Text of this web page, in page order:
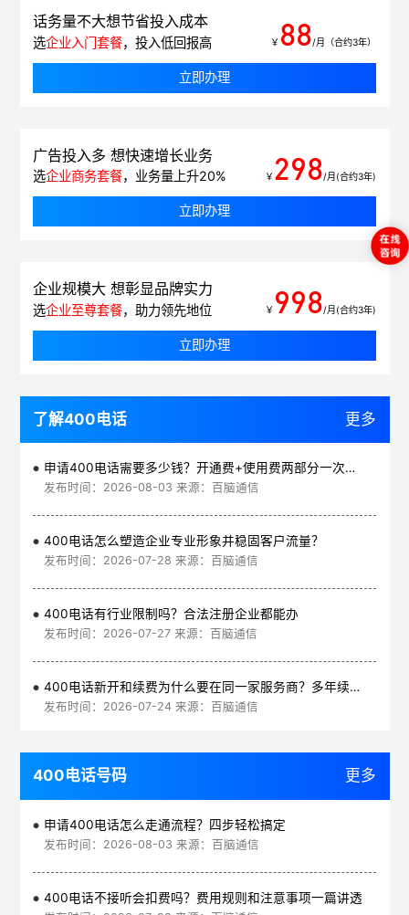
话务量不大想节省投入成本
选企业入门套餐，投入低回报高 ￥ 88/月（合约3年）
立即办理
广告投入多 想快速增长业务
选企业商务套餐，业务量上升20% ￥ 298/月(合约3年)
立即办理
企业规模大 想彰显品牌实力
选企业至尊套餐，助力领先地位 ￥ 998/月(合约3年)
立即办理
了解400电话 更多
申请400电话需要多少钱？开通费+使用费两部分一次讲清
发布时间：2026-08-03 来源：百脑通信
400电话怎么塑造企业专业形象并稳固客户流量？
发布时间：2026-07-28 来源：百脑通信
400电话有行业限制吗？合法注册企业都能办
发布时间：2026-07-27 来源：百脑通信
400电话新开和续费为什么要在同一家服务商？多年续费更划算
发布时间：2026-07-24 来源：百脑通信
400电话号码 更多
申请400电话怎么走通流程？四步轻松搞定
发布时间：2026-08-03 来源：百脑通信
400电话不接听会扣费吗？费用规则和注意事项一篇讲透